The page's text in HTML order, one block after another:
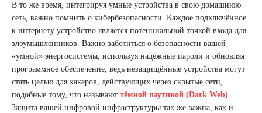
В то же время, интегрируя умные устройства в свою домашнюю
сеть, важно помнить о кибербезопасности. Каждое подключённое
к интернету устройство является потенциальной точкой входа для
злоумышленников. Важно заботиться о безопасности вашей
«умной» энергосистемы, используя надёжные пароли и обновляя
программное обеспечение, ведь незащищённые устройства могут
стать целью для хакеров, действующих через скрытые сети,
подобные тому, что называют тёмной паутиной (Dark Web).
Защита вашей цифровой инфраструктуры так же важна, как и